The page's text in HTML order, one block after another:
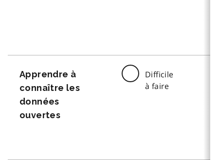
Apprendre à
connaître les
données
ouvertes
Difficile
à faire